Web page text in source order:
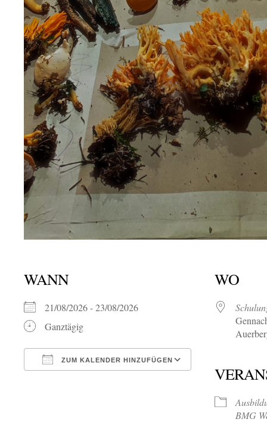
WANN
21/08/2026 - 23/08/2026
Ganztägig
ZUM KALENDER HINZUFÜGEN
Google Kalender
WO
BMG